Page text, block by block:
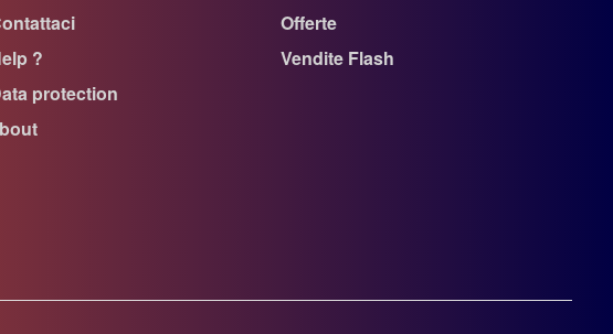
?
protection
Offerte
Vendite Flash